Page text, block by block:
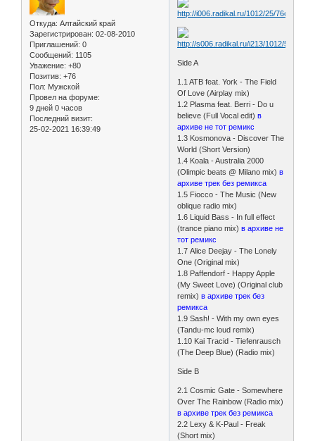
Откуда: Алтайский край
Зарегистрирован: 02-08-2010
Приглашений: 0
Сообщений: 1105
Уважение: +80
Позитив: +76
Пол: Мужской
Провел на форуме:
9 дней 0 часов
Последний визит:
25-02-2021 16:39:49
Side A
1.1 ATB feat. York - The Field
Of Love (Airplay mix)
1.2 Plasma feat. Berri - Do u
believe (Full Vocal edit)в
архиве не тот ремикс
1.3 Kosmonova - Discover The
World (Short Version)
1.4 Koala - Australia 2000
(Olimpic beats @ Milano mix)в
архиве трек без ремикса
1.5 Fiocco - The Music (New
oblique radio mix)
1.6 Liquid Bass - In full effect
(trance piano mix)в архиве не
тот ремикс
1.7 Alice Deejay - The Lonely
One (Original mix)
1.8 Paffendorf - Happy Apple
(My Sweet Love) (Original club
remix)в архиве трек без
ремикса
1.9 Sash! - With my own eyes
(Tandu-mc loud remix)
1.10 Kai Tracid - Tiefenrausch
(The Deep Blue) (Radio mix)
Side B
2.1 Cosmic Gate - Somewhere
Over The Rainbow (Radio mix)
в архиве трек без ремикса
2.2 Lexy & K-Paul - Freak
(Short mix)